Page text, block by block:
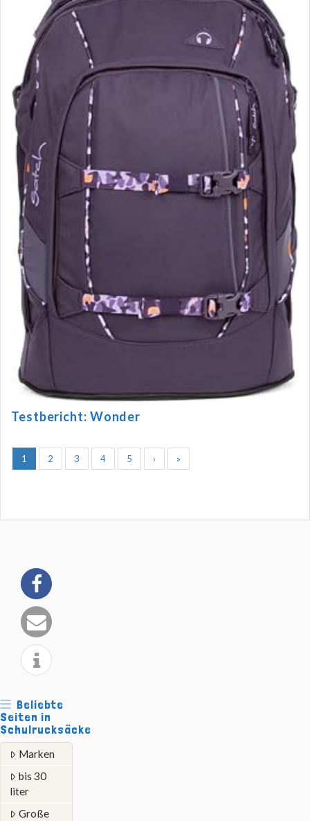
Testbericht: Wonder
1 2 3 4 5 › »
Beliebte
Seiten in
Schulrucksäcke
Marken
bis 30
liter
Große